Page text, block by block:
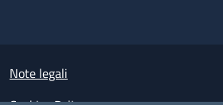
Small prints
Note legali